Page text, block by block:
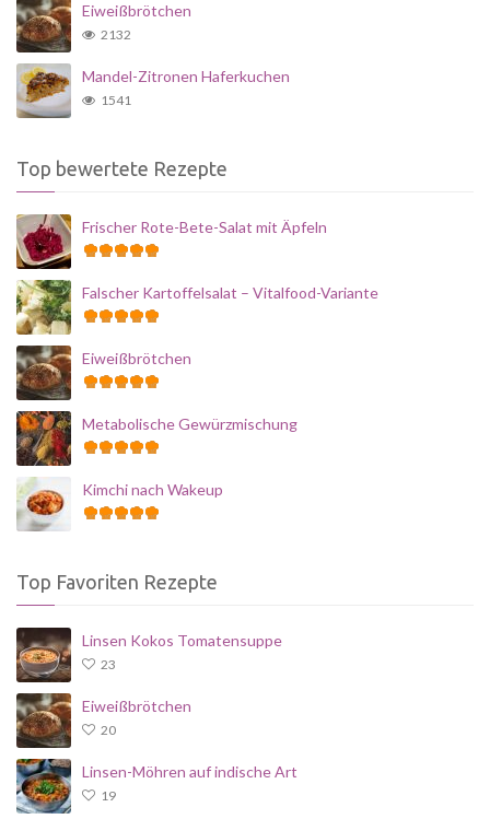
Eiweißbrötchen
2132
Mandel-Zitronen Haferkuchen
1541
Top bewertete Rezepte
Frischer Rote-Bete-Salat mit Äpfeln
Falscher Kartoffelsalat – Vitalfood-Variante
Eiweißbrötchen
Metabolische Gewürzmischung
Kimchi nach Wakeup
Top Favoriten Rezepte
Linsen Kokos Tomatensuppe
23
Eiweißbrötchen
20
Linsen-Möhren auf indische Art
19